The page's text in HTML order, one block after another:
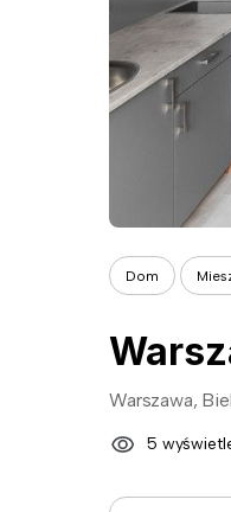
Dom
Warszawa,
5